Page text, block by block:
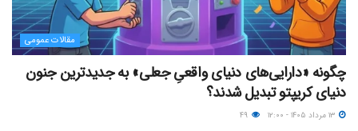
مقالات عمومی
چگونه «دارایی‌های دنیای واقعیِ جعلی» به جدیدترین جنون
دنیای کریپتو تبدیل شدند؟